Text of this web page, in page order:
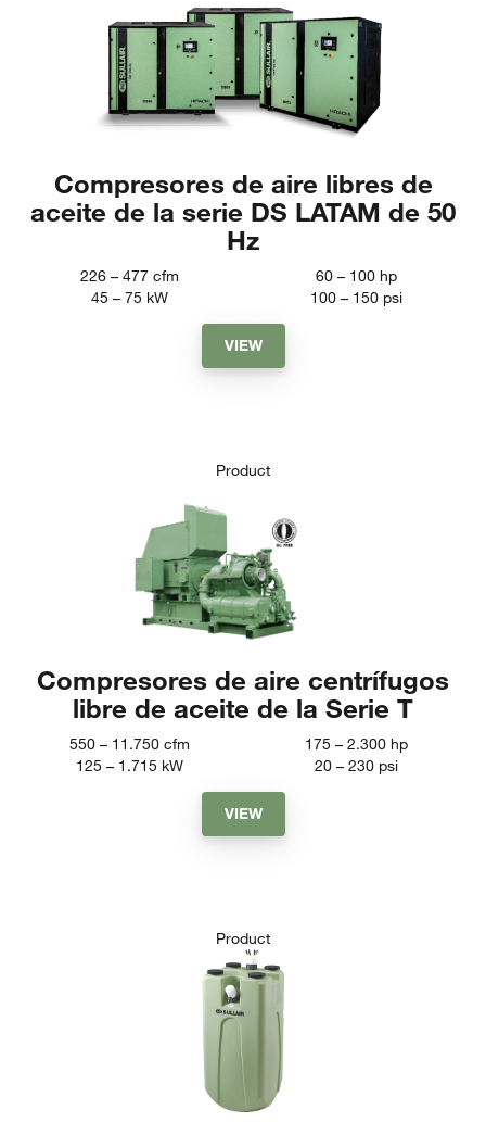
Compresores de aire libres de
aceite de la serie DS LATAM de 50
Hz
226 – 477 cfm 60 – 100 hp
45 – 75 kW 100 – 150 psi
VIEW
Product
Compresores de aire centrífugos
libre de aceite de la Serie T
550 – 11.750 cfm 175 – 2.300 hp
125 – 1.715 kW 20 – 230 psi
VIEW
Product